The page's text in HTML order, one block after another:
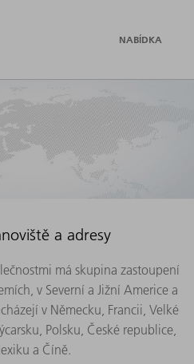
NABÍDKA
a adresy
má skupina zastoupení
v Severní a Jižní Americe a
v Německu, Francii, Velké
Polsku, České republice,
a Číně.